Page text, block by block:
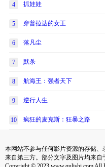
4 抓娃娃
5 穿普拉达的女王
6 落凡尘
7 默杀
8 航海王：强者天下
9 逆行人生
10 疯狂的麦克斯：狂暴之路
本网站不参与任何影片资源的存储
来自第三方。部分文字及图片均来自